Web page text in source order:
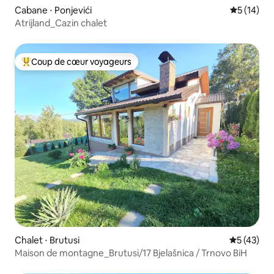
Cabane ⋅ Ponjevići
5 (14)
Atrijland_Cazin chalet
Coups de cœur voyageurs les plus appréciés
Coup de cœur voyageurs
Chalet ⋅ Brutusi
5 (43)
Maison de montagne_Brutusi/17 Bjelašnica / Trnovo BiH